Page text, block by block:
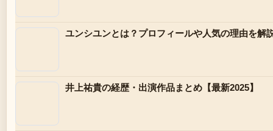
ユンシユンとは？プロフィールや人気の理由を解
井上祐貴の経歴・出演作品まとめ【最新2025】